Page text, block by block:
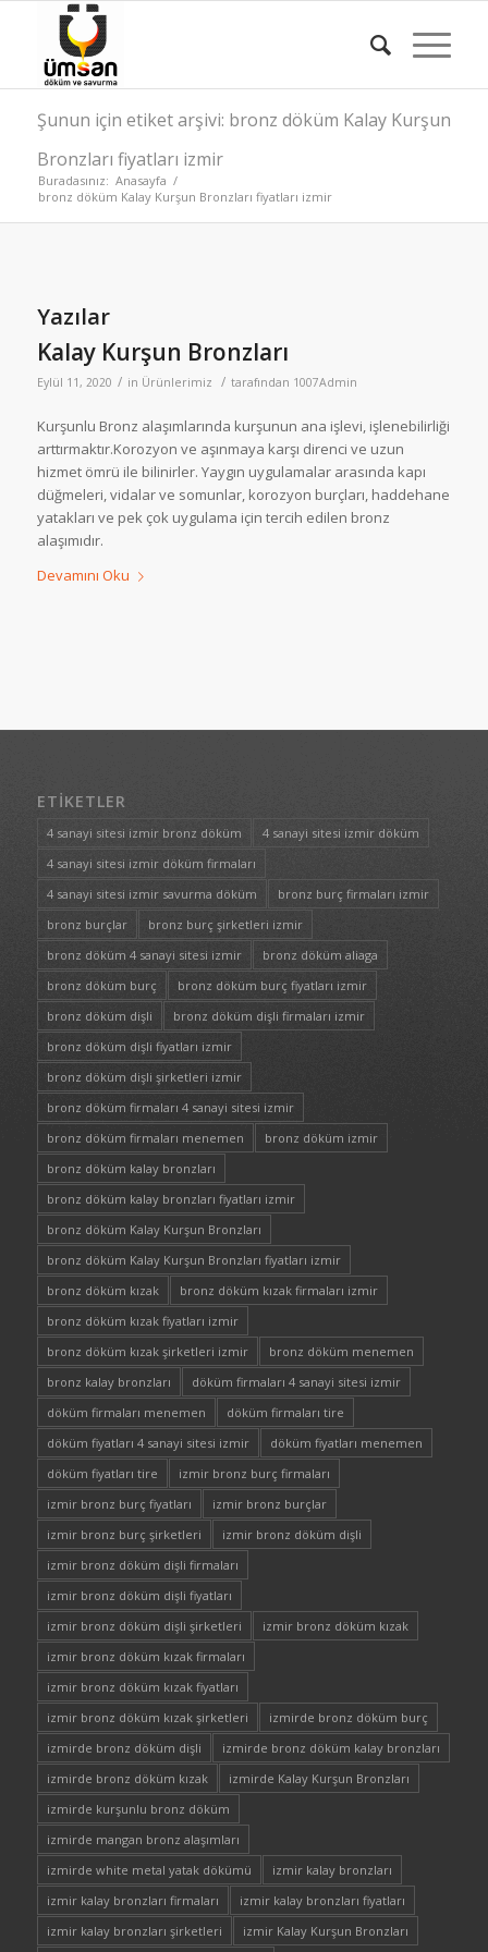
Şunun için etiket arşivi: bronz döküm Kalay Kurşun
Bronzları fiyatları izmir
Buradasınız: Anasayfa /
bronz döküm Kalay Kurşun Bronzları fiyatları izmir
Yazılar
Kalay Kurşun Bronzları
Eylül 11, 2020 / in Ürünlerimiz / tarafından 1007Admin
Kurşunlu Bronz alaşımlarında kurşunun ana işlevi, işlenebilirliği
arttırmaktır.Korozyon ve aşınmaya karşı direnci ve uzun
hizmet ömrü ile bilinirler. Yaygın uygulamalar arasında kapı
düğmeleri, vidalar ve somunlar, korozyon burçları, haddehane
yatakları ve pek çok uygulama için tercih edilen bronz
alaşımıdır.
Devamını Oku
ETIKETLER
4 sanayi sitesi izmir bronz döküm
4 sanayi sitesi izmir döküm
4 sanayi sitesi izmir döküm firmaları
4 sanayi sitesi izmir savurma döküm
bronz burç firmaları izmir
bronz burçlar
bronz burç şirketleri izmir
bronz döküm 4 sanayi sitesi izmir
bronz döküm aliaga
bronz döküm burç
bronz döküm burç fiyatları izmir
bronz döküm dişli
bronz döküm dişli firmaları izmir
bronz döküm dişli fiyatları izmir
bronz döküm dişli şirketleri izmir
bronz döküm firmaları 4 sanayi sitesi izmir
bronz döküm firmaları menemen
bronz döküm izmir
bronz döküm kalay bronzları
bronz döküm kalay bronzları fiyatları izmir
bronz döküm Kalay Kurşun Bronzları
bronz döküm Kalay Kurşun Bronzları fiyatları izmir
bronz döküm kızak
bronz döküm kızak firmaları izmir
bronz döküm kızak fiyatları izmir
bronz döküm kızak şirketleri izmir
bronz döküm menemen
bronz kalay bronzları
döküm firmaları 4 sanayi sitesi izmir
döküm firmaları menemen
döküm firmaları tire
döküm fiyatları 4 sanayi sitesi izmir
döküm fiyatları menemen
döküm fiyatları tire
izmir bronz burç firmaları
izmir bronz burç fiyatları
izmir bronz burçlar
izmir bronz burç şirketleri
izmir bronz döküm dişli
izmir bronz döküm dişli firmaları
izmir bronz döküm dişli fiyatları
izmir bronz döküm dişli şirketleri
izmir bronz döküm kızak
izmir bronz döküm kızak firmaları
izmir bronz döküm kızak fiyatları
izmir bronz döküm kızak şirketleri
izmirde bronz döküm burç
izmirde bronz döküm dişli
izmirde bronz döküm kalay bronzları
izmirde bronz döküm kızak
izmirde Kalay Kurşun Bronzları
izmirde kurşunlu bronz döküm
izmirde mangan bronz alaşımları
izmirde white metal yatak dökümü
izmir kalay bronzları
izmir kalay bronzları firmaları
izmir kalay bronzları fiyatları
izmir kalay bronzları şirketleri
izmir Kalay Kurşun Bronzları